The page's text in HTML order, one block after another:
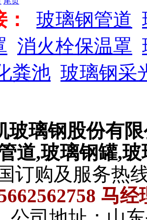
玻璃钢管道
消火栓保温罩
粪池 玻璃钢采
玻璃钢股份有
道,玻璃钢罐,
订购及服务热
马